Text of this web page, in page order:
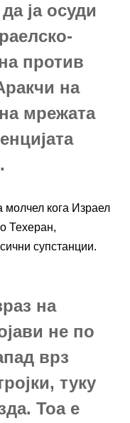
ја осуди
против
на
мрежата
молчел кога Израел
Техеран,
супстанции.
на
не по
врз
туку
Тоа е